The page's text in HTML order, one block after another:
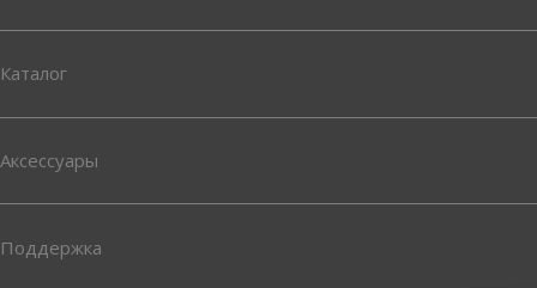
Каталог
Аксессуары
Поддержка